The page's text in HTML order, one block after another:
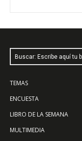
Buscar: Escribe aquí tu
TEMAS
ENCUESTA
LIBRO DE LA SEMANA
MULTIMEDIA